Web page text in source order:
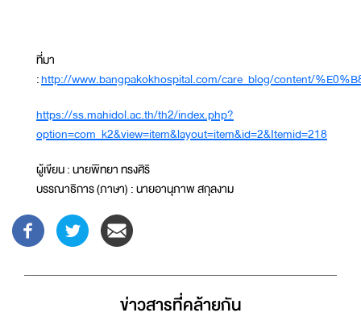
ที่มา
:http://www.bangpakokhospital.com/care_blog/content/
https://ss.mahidol.ac.th/th2/index.php?
option=com_k2&view=item&layout=item&id=2&Itemid=218
ผู้เขียน : นายพิทยา ทรงศิริ
บรรณาธิการ (ภาษา) : นายอานุภาพ สกุลงาม
ข่าวสารที่่คล้ายกัน